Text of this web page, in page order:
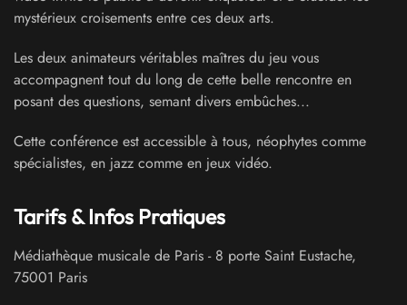
mystérieux croisements entre ces deux arts.
Les deux animateurs véritables maîtres du jeu vous
accompagnent tout du long de cette belle rencontre en
posant des questions, semant divers embûches...
Cette conférence est accessible à tous, néophytes comme
spécialistes, en jazz comme en jeux vidéo.
Tarifs & Infos Pratiques
Médiathèque musicale de Paris - 8 porte Saint Eustache,
75001 Paris